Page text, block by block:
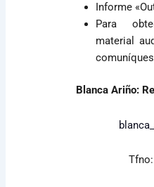
Informe
Para
material
Blanca Ariño: